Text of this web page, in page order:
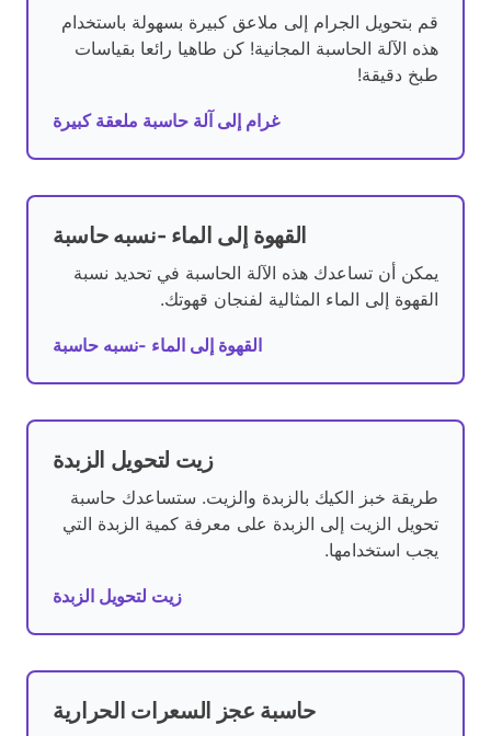
قم بتحويل الجرام إلى ملاعق كبيرة بسهولة باستخدام
هذه الآلة الحاسبة المجانية! كن طاهيا رائعا بقياسات
طبخ دقيقة!
غرام إلى آلة حاسبة ملعقة كبيرة
القهوة إلى الماء -نسبه حاسبة
يمكن أن تساعدك هذه الآلة الحاسبة في تحديد نسبة
القهوة إلى الماء المثالية لفنجان قهوتك.
القهوة إلى الماء -نسبه حاسبة
زيت لتحويل الزبدة
طريقة خبز الكيك بالزبدة والزيت. ستساعدك حاسبة
تحويل الزيت إلى الزبدة على معرفة كمية الزبدة التي
يجب استخدامها.
زيت لتحويل الزبدة
حاسبة عجز السعرات الحرارية